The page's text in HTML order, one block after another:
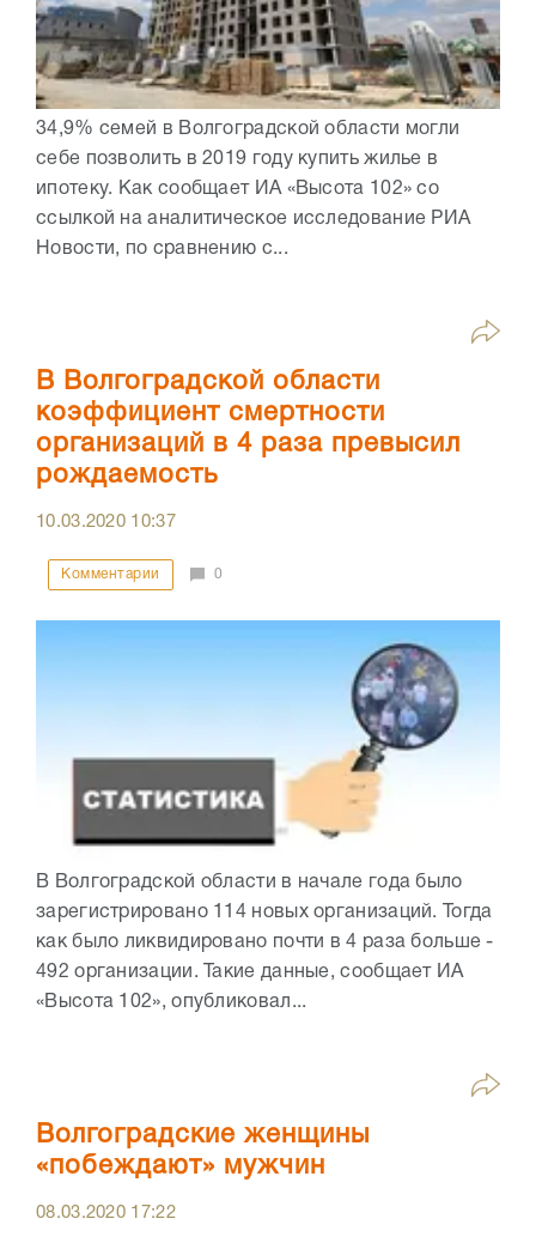
34,9% семей в Волгоградской области могли
себе позволить в 2019 году купить жилье в
ипотеку. Как сообщает ИА «Высота 102» со
ссылкой на аналитическое исследование РИА
Новости, по сравнению с...
В Волгоградской области
коэффициент смертности
организаций в 4 раза превысил
рождаемость
10.03.2020 10:37
Комментарии 0
В Волгоградской области в начале года было
зарегистрировано 114 новых организаций. Тогда
как было ликвидировано почти в 4 раза больше -
492 организации. Такие данные, сообщает ИА
«Высота 102», опубликовал...
Волгоградские женщины
«побеждают» мужчин
08.03.2020 17:22